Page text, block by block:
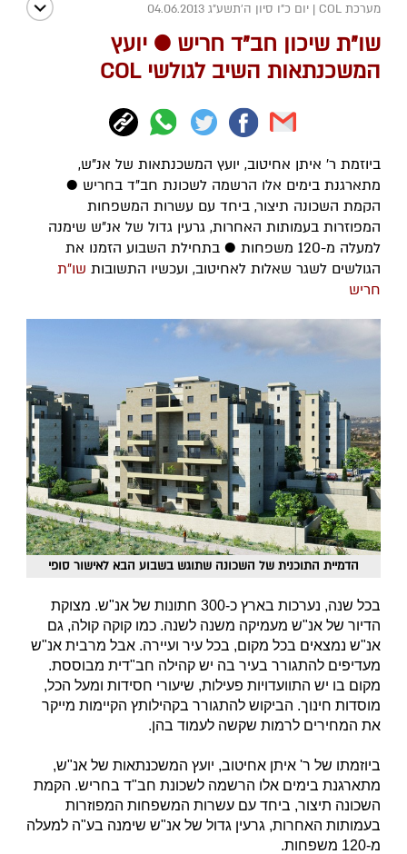
מערכת COL | יום כ"ו סיון ה׳תשע״ג 04.06.2013
שו"ת שיכון חב"ד חריש ● יועץ
המשכנתאות השיב לגולשי COL
ביוזמת ר' איתן אחיטוב, יועץ המשכנתאות של אנ"ש,
מתארגנת בימים אלו הרשמה לשכונת חב"ד בחריש ●
הקמת השכונה תיצור, ביחד עם עשרות המשפחות
המפוזרות בעמותות האחרות, גרעין גדול של אנ"ש שימנה
למעלה מ-120 משפחות ● בתחילת השבוע הזמנו את
הגולשים לשגר שאלות לאחיטוב, ועכשיו התשובות שו"ת
חריש
הדמיית התוכנית של השכונה שתוגש בשבוע הבא לאישור סופי
בכל שנה, נערכות בארץ כ-300 חתונות של אנ"ש. מצוקת
הדיור של אנ"ש מעמיקה משנה לשנה. כמו קוקה קולה, גם
אנ"ש נמצאים בכל מקום, בכל עיר ועיירה. אבל מרבית אנ"ש
מעדיפים להתגורר בעיר בה יש קהילה חב"דית מבוססת.
מקום בו יש התוועדויות פעילות, שיעורי חסידות ומעל הכל,
מוסדות חינוך. הביקוש להתגורר בקהילותץ הקיימות מייקר
את המחירים לרמות שקשה לעמוד בהן.
ביוזמתו של ר' איתן אחיטוב, יועץ המשכנתאות של אנ"ש,
מתארגנת בימים אלו הרשמה לשכונת חב"ד בחריש. הקמת
השכונה תיצור, ביחד עם עשרות המשפחות המפוזרות
בעמותות האחרות, גרעין גדול של אנ"ש שימנה בע"ה למעלה
מ-120 משפחות.